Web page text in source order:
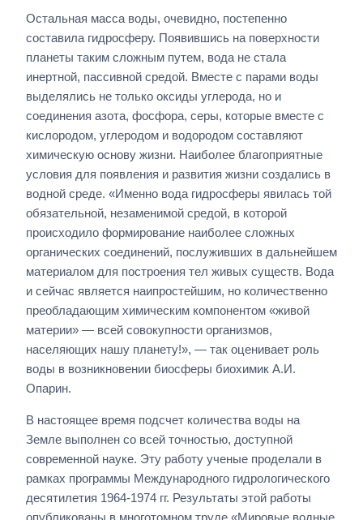
Остальная масса воды, очевидно, постепенно
составила гидросферу. Появившись на поверхности
планеты таким сложным путем, вода не стала
инертной, пассивной средой. Вместе с парами воды
выделялись не только оксиды углерода, но и
соединения азота, фосфора, серы, которые вместе с
кислородом, углеродом и водородом составляют
химическую основу жизни. Наиболее благоприятные
условия для появления и развития жизни создались в
водной среде. «Именно вода гидросферы явилась той
обязательной, незаменимой средой, в которой
происходило формирование наиболее сложных
органических соединений, послуживших в дальнейшем
материалом для построения тел живых существ. Вода
и сейчас является наипростейшим, но количественно
преобладающим химическим компонентом «живой
материи» — всей совокупности организмов,
населяющих нашу планету!», — так оценивает роль
воды в возникновении биосферы биохимик А.И.
Опарин.
В настоящее время подсчет количества воды на
Земле выполнен со всей точностью, доступной
современной науке. Эту работу ученые проделали в
рамках программы Международного гидрологического
десятилетия 1964-1974 гг. Результаты этой работы
опубликованы в многотомном труде «Мировые водные